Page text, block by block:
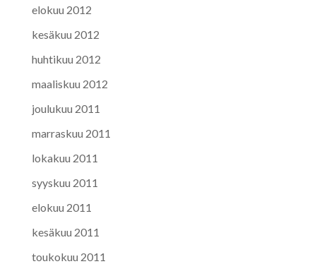
elokuu 2012
kesäkuu 2012
huhtikuu 2012
maaliskuu 2012
joulukuu 2011
marraskuu 2011
lokakuu 2011
syyskuu 2011
elokuu 2011
kesäkuu 2011
toukokuu 2011